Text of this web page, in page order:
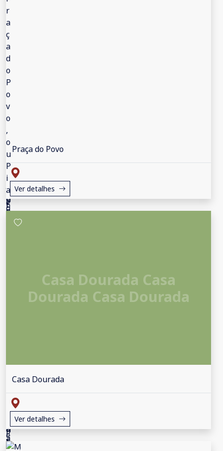
Praça do Povo
Ver detalhes
Casa Dourada Casa
Dourada Casa Dourada
Casa Dourada
Ver detalhes